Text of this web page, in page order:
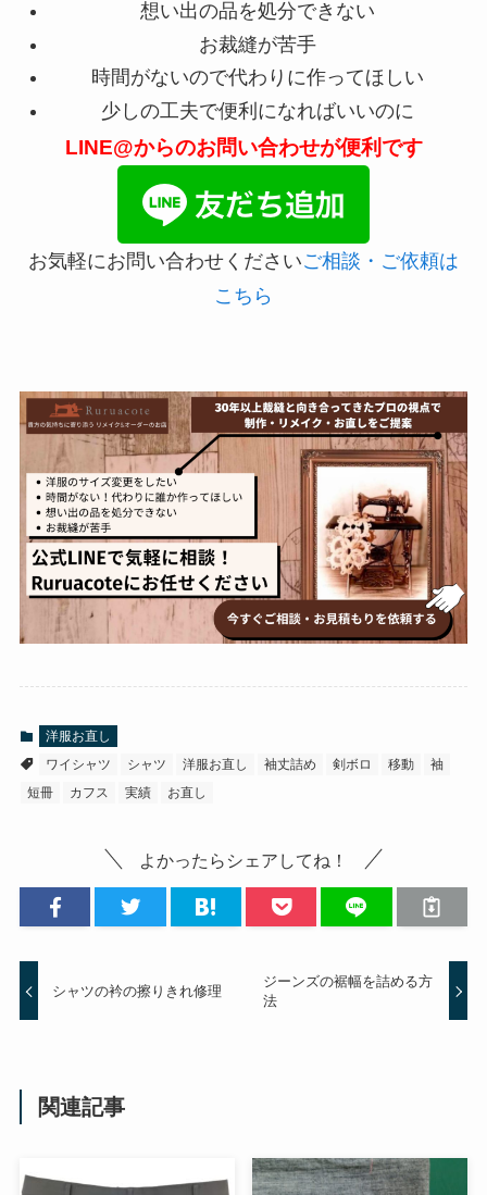
想い出の品を処分できない
お裁縫が苦手
時間がないので代わりに作ってほしい
少しの工夫で便利になればいいのに
LINE@からのお問い合わせが便利です
お気軽にお問い合わせくださいご相談・ご依頼は
こちら
洋服お直し
ワイシャツ
シャツ 洋服お直し 袖丈詰め 剣ボロ 移動
袖
短冊
カフス 実績 お直し
よかったらシェアしてね！
シャツの衿の擦りきれ修理
ジーンズの裾幅を詰める方
法
関連記事